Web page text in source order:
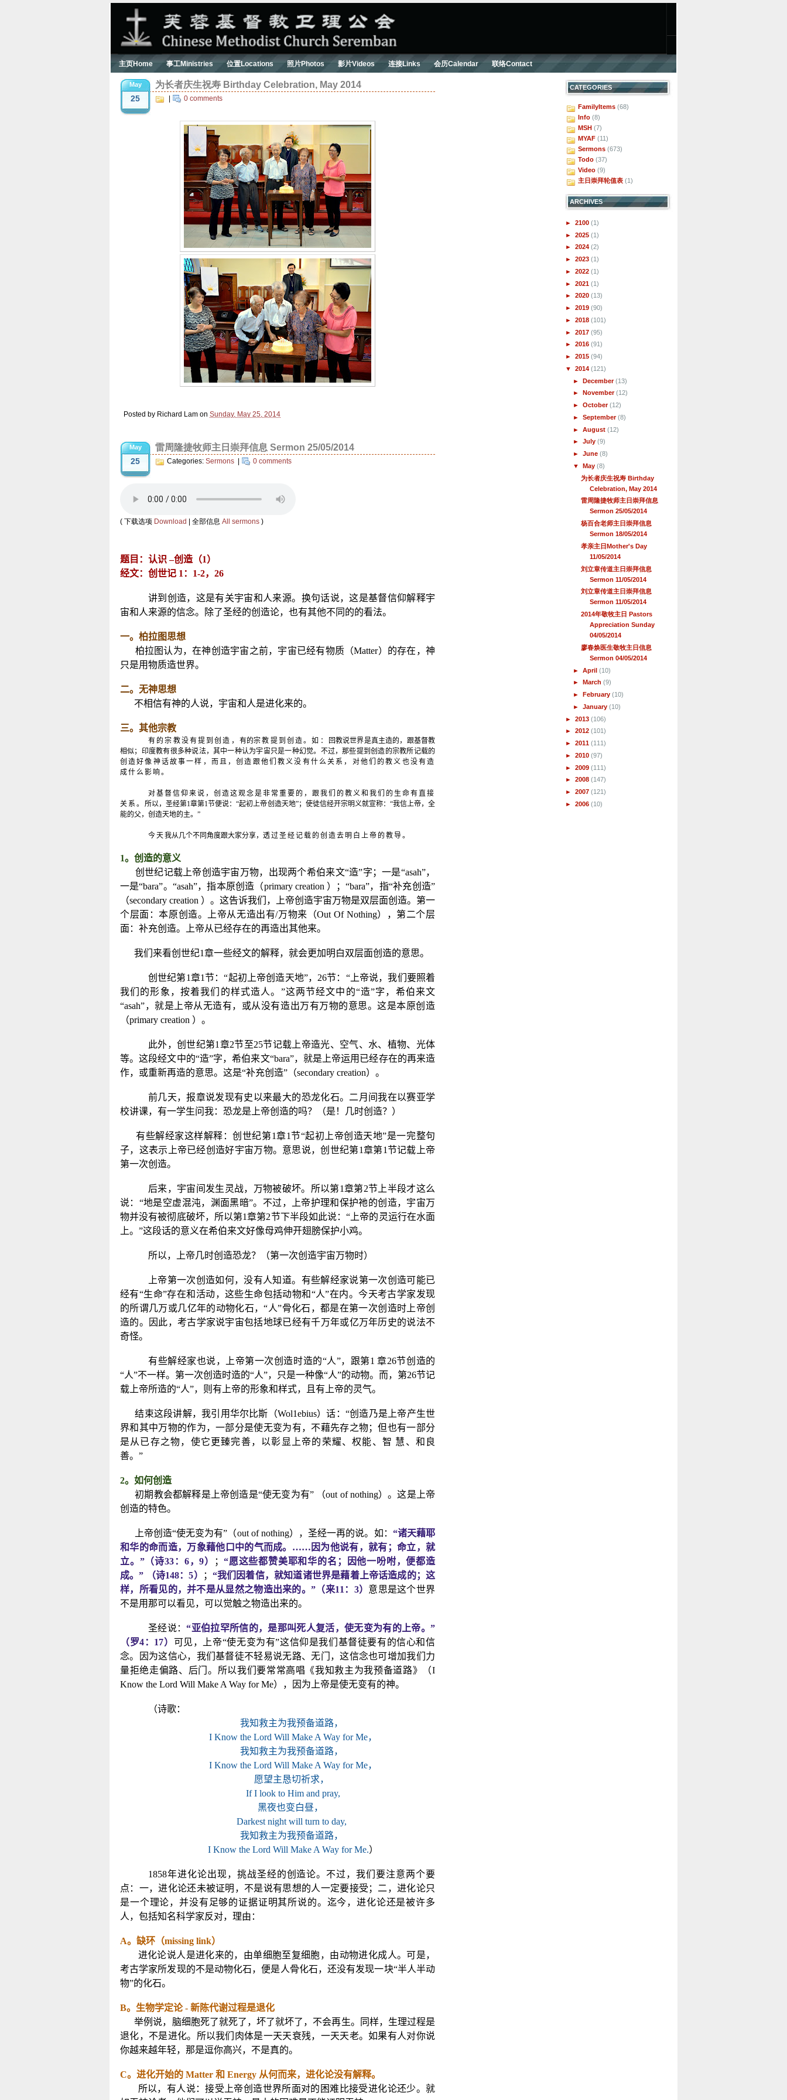
主页Home 事工Ministries 位置Locations 照片Photos 影片Videos 连接Links 会历Calendar 联络Contact
May
25
为长者庆生祝寿 Birthday Celebration, May 2014
0 comments
Posted by Richard Lam on Sunday, May 25, 2014
May
25
雷周隆捷牧师主日崇拜信息 Sermon 25/05/2014
Categories: Sermons 0 comments
( 下载选项 Download | 全部信息 All sermons )
题目：认识–创造（1）
经文：创世记 1 ： 1-2， 26
讲到创造，这是有关宇宙和人来源。换句话说，这是基督信仰解释宇
宙和人来源的信念。除了圣经的创造论，也有其他不同的的看法。
一。柏拉图思想
柏拉图认为，在神创造宇宙之前，宇宙已经有物质（Matter）的存在，神
只是用物质造世界。
二。无神思想
不相信有神的人说，宇宙和人是进化来的。
三。其他宗教
有的宗教没有提到创造， 有的宗教提到创造。如：
回教说世界是真主造的，跟基督教
相似；印度教有很多种说法，其中一种认为宇宙只是一种幻觉。不过，那些提到创造的宗教所记载的
创造好像神话故事一样，而且，创造跟他们教义没有什么关系，对他们的教义也没有造
成什么影响。
对基督信仰来说，创造这观念是非常重要的，跟我们的教义和我们的生命有直接
关系。所以，圣经第1章第1节便说：“起初上帝创造天地”；使徒信经开宗明义就宣称：“我信上帝，全
能的父，创造天地的主。”
今天我从几个不同角度跟大家分享， 透过圣经记载的创造去明白上帝的教导。
1。创造的意义
创世纪记载上帝创造宇宙万物，出现两个希伯来文“造”字；一是“asah”，
一是“bara”。“asah”，指本原创造（primary creation ）；“bara”，指“补充创造”
（secondary creation ）。这告诉我们，上帝创造宇宙万物是双层面创造。第一
个层面：本原创造。上帝从无造出有/万物来（Out Of Nothing），第二个层
面：补充创造。上帝从已经存在的再造出其他来。
我们来看创世纪1章一些经文的解释，就会更加明白双层面创造的意思。
创世纪第1章1节：“起初上帝创造天地”， 26节：“上帝说，我们要照着
我们的形象，按着我们的样式造人。”这两节经文中的“造”字，希伯来文
“asah”，就是上帝从无造有，或从没有造出万有万物的意思。这是本原创造
（primary creation ）。
此外，创世纪第1 章2节至25节记载上帝造光、空气、水、植物、光体
等。这段经文中的“造”字，希伯来文“bara”，就是上帝运用已经存在的再来造
作，或重新再造的意思。这是“补充创造”（secondary creation）。
前几天，报章说发现有史以来最大的恐龙化石。二月间我在以赛亚学
校讲课，有一学生问我：恐龙是上帝创造的吗？（是！几时创造？）
有些解经家这样解释：创世纪第1章1节“起初上帝创造天地”是一完整句
子，这表示上帝已经创造好宇宙万物。意思说，创世纪第1章第1节记载上帝
第一次创造。
后来，宇宙间发生灵战，万物被破坏。所以第1章第2节上半段才这么
说：“地是空虚混沌，渊面黑暗”。不过，上帝护理和保护祂的创造，宇宙万
物并没有被彻底破坏，所以第1章第2节下半段如此说：“上帝的灵运行在水面
上。”这段话的意义在希伯来文好像母鸡伸开翅膀保护小鸡。
所以，上帝几时创造恐龙？（第一次创造宇宙万物时）
上帝第一次创造如何，没有人知道。有些解经家说第一次创造可能已
经有“生命”存在和活动，这些生命包括动物和“人”在内。今天考古学家发现
的所谓几万或几亿年的动物化石，“人”骨化石，都是在第一次创造时上帝创
造的。因此，考古学家说宇宙包括地球已经有千万年或亿万年历史的说法不
奇怪。
有些解经家也说，上帝第一次创造时造的“人”，跟第1章26节创造的
“人”不一样。第一次创造时造的“人”，只是一种像“人”的动物。而，第26节记
载上帝所造的“人”，则有上帝的形象和样式，且有上帝的灵气。
结束这段讲解，我引用华尔比斯（Wol1ebius）话：“创造乃是上帝产生世
界和其中万物的作为，一部分是使无变为有，不藉先存之物；但也有一部分
是从已存之物，使它更臻完善，以彰显上帝的荣耀、权能、智 慧、和良
善。”
2。如何创造
初期教会都解释是上帝创造是“使无变为有” （out of nothing）。这是上帝
创造的特色。
上帝创造“使无变为有”（out of nothing），圣经一再的说。如： “诸天藉耶
和华的命而造，万象藉他口中的气而成。……因为他说有，就有；命立，就
立。”（诗33： 6，9） ； “愿这些都赞美耶和华的名；因他一吩咐，便都造
成。” （诗148：5） ； “我们因着信，就知道诸世界是藉着上帝话造成的；这
样，所看见的，并不是从显然之物造出来的。”（来11 ： 3） 意思是这个世界
不是用那可以看见，可以觉触之物造出来的。
圣经说：“亚伯拉罕所信的，是那叫死人复活，使无变为有的上帝。”
（罗4： 17） 可见，上帝“使无变为有”这信仰是我们基督徒要有的信心和信
念。因为这信心，我们基督徒不轻易说无路、无门，这信念也可增加我们力
量拒绝走偏路、后门。所以我们要常常高唱《我知救主为我预备道路》
（I
Know the Lord Will Make A Way for Me），因为上帝是使无变有的神。
（诗歌：
我知救主为我预备道路，
I Know the Lord Will Make A Way for Me，
我知救主为我预备道路，
I Know the Lord Will Make A Way for Me，
愿望主恳切祈求，
If I look to Him and pray,
黑夜也变白昼，
Darkest night will turn to day,
我知救主为我预备道路，
I Know the Lord Will Make A Way for Me.）
1858年进化论出现，挑战圣经的创造论。不过，我们要注意两个要
点：一，进化论还未被证明，不是说有思想的人一定要接受；二，进化论只
是一个理论，并没有足够的证据证明其所说的。迄今，进化论还是被许多
人，包括知名科学家反对，理由：
A。缺环（missing link）
进化论说人是进化来的，由单细胞至复细胞，由动物进化成人。可是，
考古学家所发现的不是动物化石，便是人骨化石，还没有发现一块“半人半动
物”的化石。
B。生物学定论- 新陈代谢过程是退化
举例说，脑细胞死了就死了，坏了就坏了，不会再生。同样，生理过程是
退化，不是进化。所以我们肉体是一天天衰残，一天天老。如果有人对你说
你越来越年轻，那是逗你高兴，不是真的。
C。进化开始的 Matter 和 Energy 从何而来，进化论没有解释。
所以，有人说：接受上帝创造世界所面对的困难比接受进化论还少。就
CATEGORIES
FamilyItems (68)
Info (8)
MSH (7)
MYAF (11)
Sermons (673)
Todo (37)
Video (9)
主日崇拜轮值表 (1)
ARCHIVES
► 2100 (1)
► 2025 (1)
► 2024 (2)
► 2023 (1)
► 2022 (1)
► 2021 (1)
► 2020 (13)
► 2019 (90)
► 2018 (101)
► 2017 (95)
► 2016 (91)
► 2015 (94)
▼ 2014 (121)
►December(13)
►
November(12)
►October(12)
►September(8)
►August(12)
►July(9)
►June(8)
▼May(8)
为长者庆生祝寿 Birthday
Celebration, May 2014
雷周隆捷牧师主日崇拜信息
Sermon 25/05/2014
杨百合老师主日崇拜信息
Sermon 18/05/2014
孝亲主日Mother's Day
11/05/2014
刘立章传道主日崇拜信息
Sermon 11/05/2014
刘立章传道主日崇拜信息
Sermon 11/05/2014
2014年敬牧主日 Pastors
Appreciation Sunday
04/05/2014
廖春焕医生敬牧主日信息
Sermon 04/05/2014
►April(10)
►
March(9)
►February(10)
►January(10)
► 2013 (106)
► 2012 (101)
► 2011 (111)
► 2010 (97)
► 2009 (111)
► 2008 (147)
► 2007 (121)
► 2006 (10)